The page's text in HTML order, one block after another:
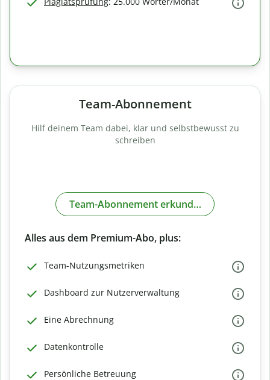
Team-Abonnement
Hilf deinem Team dabei, klar und selbstbewusst zu
schreiben
Team-Abonnement erkunden
Alles aus dem Premium-Abo, plus:
Team-Nutzungsmetriken
Dashboard zur Nutzerverwaltung
Eine Abrechnung
Datenkontrolle
Persönliche Betreuung